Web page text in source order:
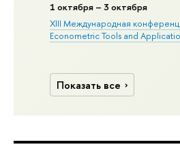
1 октября – 3 октября
XIII Международная
Econometric Tools and
Показать все